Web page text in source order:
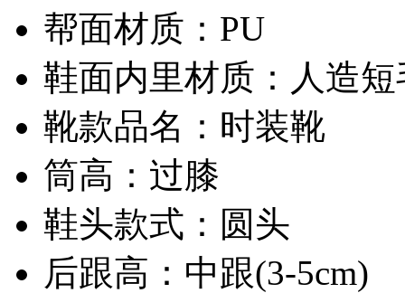
帮面材质：PU
鞋面内里材质：人造短
靴款品名：时装靴
筒高：过膝
鞋头款式：圆头
后跟高：中跟(3-5cm)